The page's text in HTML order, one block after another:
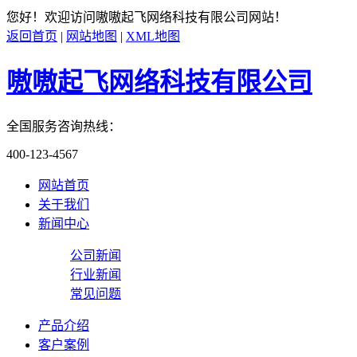
您好！欢迎访问 嗷嗷起飞网络科技有限公司 网站！
返回首页 | 网站地图 | XML地图
嗷嗷起飞网络科技有限公司
全国服务咨询热线：
400-123-4567
网站首页
关于我们
新闻中心
公司新闻
行业新闻
常见问题
产品介绍
客户案例